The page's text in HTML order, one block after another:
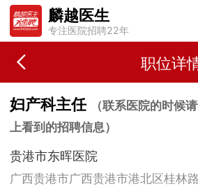
麟越医生
专注医院招聘22年
职位详
妇产科主任
（联系医院的时候
上看到的招聘信息）
贵港市东晖医院
广西贵港市广西贵港市港北区桂林